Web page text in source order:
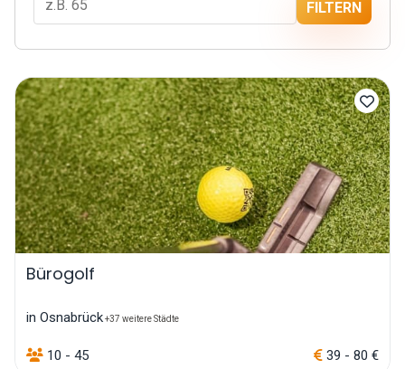
FILTERN
Bürogolf
in Osnabrück+37 weitere Städte
10 - 45 39 - 80 €